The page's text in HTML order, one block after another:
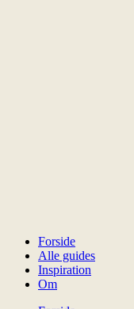
Forside
Alle guides
Inspiration
Om